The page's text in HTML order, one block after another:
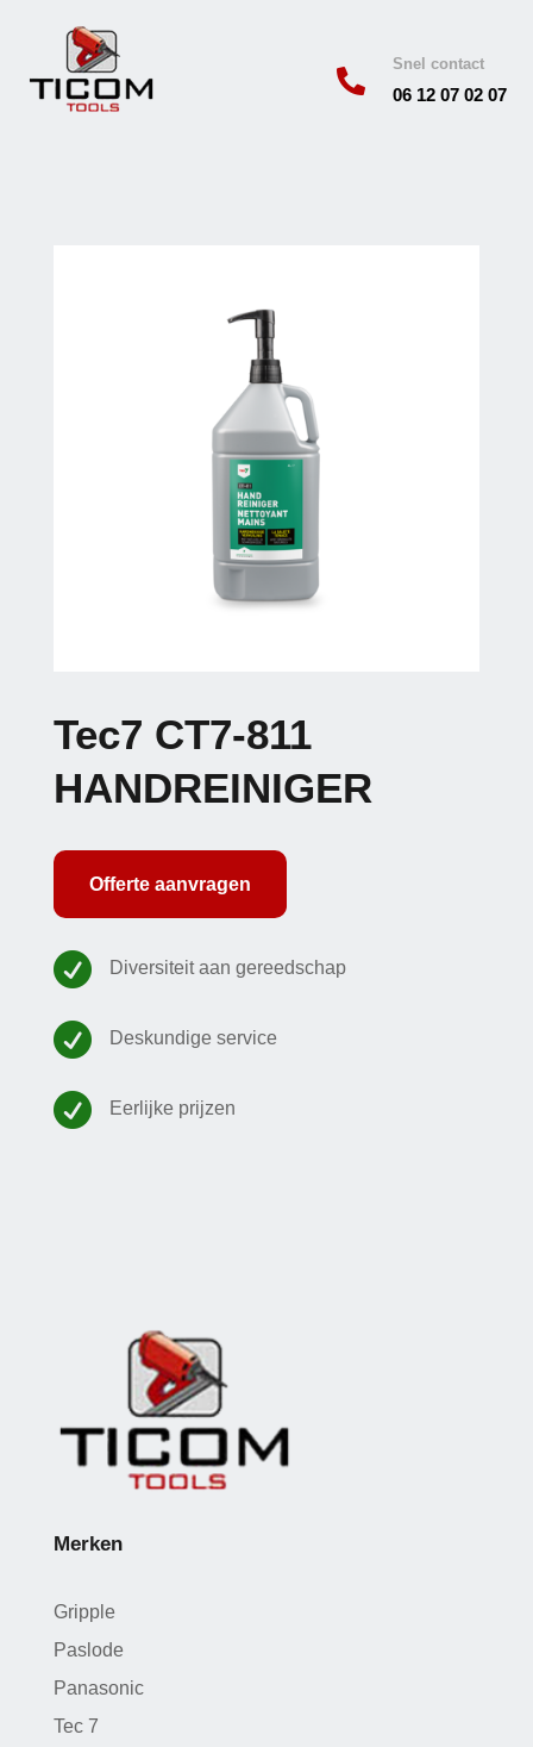

Snel contact
06 12 07 02 07
Tec7 CT7-811
HANDREINIGER
Offerte aanvragen
 Diversiteit aan gereedschap
 Deskundige service
 Eerlijke prijzen
Merken
Gripple
Paslode
Panasonic
Tec 7